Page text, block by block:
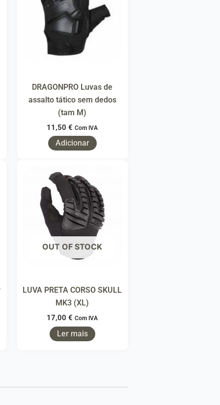
DRAGONPRO Luvas de
assalto tático sem dedos
(tam M)
11,50€ Com IVA
Adicionar
OUT OF STOCK
LUVA PRETA CORSO SKULL
MK3 (XL)
17,00€ Com IVA
Ler mais